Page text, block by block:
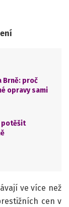
Brně: proč
opravy sami
potěšit
ve více než
cen v